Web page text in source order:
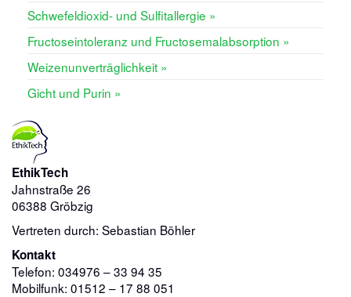
Schwefeldioxid- und Sulfitallergie »
Fructoseintoleranz und Fructosemalabsorption »
Weizenunverträglichkeit »
Gicht und Purin »
EthikTech
Jahnstraße 26
06388 Gröbzig
Vertreten durch: Sebastian Böhler
Kontakt
Telefon: 034976 – 33 94 35
Mobilfunk: 01512 – 17 88 051